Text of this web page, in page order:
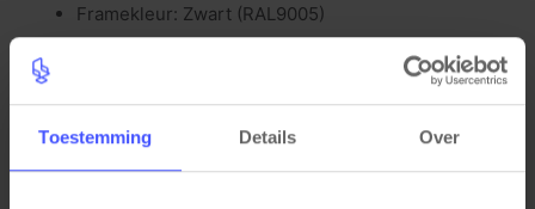
Toestemming Details Over
Framekleur: Zwart (RAL9005)
Materiaal eigenschappen
Hoogte verstelbaar 64-84cm
Mat gecoat krasbestendig frame